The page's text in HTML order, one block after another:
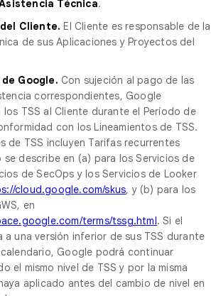
Técnica.
Cliente. El Cliente es responsable de la
de sus Aplicaciones y Proyectos del
Google. Con sujeción al pago de las
correspondientes, Google
TSS al Cliente durante el Período de
con los Lineamientos de TSS.
de TSS incluyen Tarifas recurrentes
se describe en (a) para los Servicios de
de SecOps y los Servicios de Looker
cloud.google.com/skus, y (b) para los
en
terms/tssg.html. Si el
a una versión inferior de sus TSS durante
Google podrá continuar
el mismo nivel de TSS y por la misma
aplicado antes del cambio de nivel en